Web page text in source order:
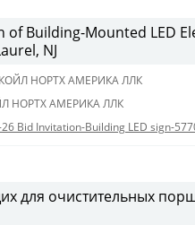
Building-Mounted LED
NJ
НОРТХ АМЕРИКА ЛЛК
НОРТХ АМЕРИКА ЛЛК
Bid Invitation-Building LED sign-
для очистительных